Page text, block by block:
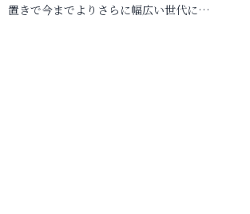
置きで今までよりさらに幅広い世代に…